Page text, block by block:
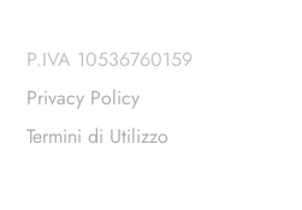
P.IVA 10536760159
Privacy Policy
Termini di Utilizzo